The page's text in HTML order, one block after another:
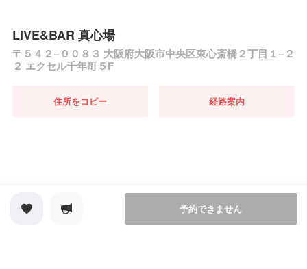
LIVE&BAR 真心場
〒５４２−００８３ 大阪府大阪市中央区東心斎橋２丁目１−２
２ エクセル千年町５F
住所をコピー 経路案内
予約できません